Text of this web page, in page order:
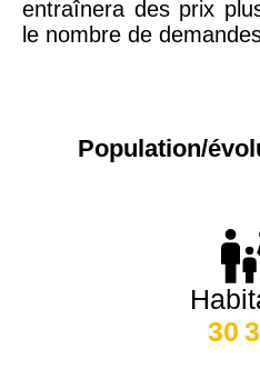
entraînera des prix
le nombre de
Population/
30